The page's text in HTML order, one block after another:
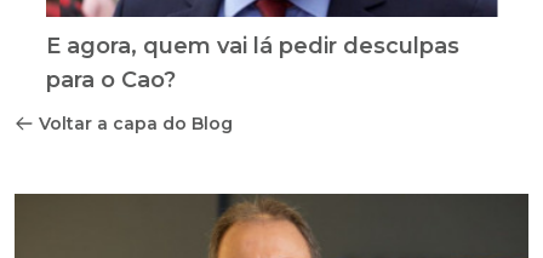
E agora, quem vai lá pedir desculpas
para o Cao?
Voltar a capa do Blog